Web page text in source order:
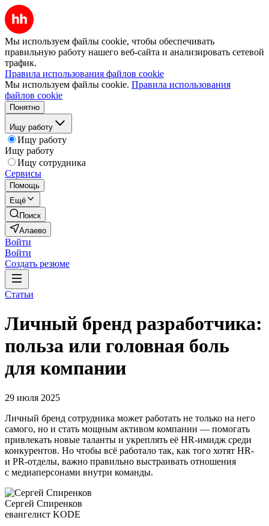
Мы используем файлы cookie, чтобы обеспечивать
правильную работу нашего веб-сайта и анализировать сетевой
трафик.
Правила использования файлов cookie
Мы используем файлы cookie. Правила использования
файлов cookie
Понятно
Ищу работу
Ищу работу
Ищу работу
Ищу сотрудника
Сервисы
Помощь
Ещё
Поиск
Алаево
Войти
Войти
Создать резюме
Статьи
Личный бренд разработчика:
польза или головная боль
для компании
29 июля 2025
Личный бренд сотрудника может работать не только на него
самого, но и стать мощным активом компании — помогать
привлекать новые таланты и укреплять её HR-имидж среди
конкурентов. Но чтобы всё работало так, как того хотят HR-
и PR-отделы, важно правильно выстраивать отношения
с медиаперсонами внутри команды.
Сергей Спиренков
евангелист KODE